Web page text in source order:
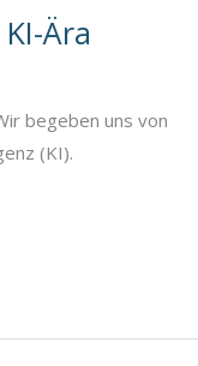
Ära
begeben uns von
(KI).